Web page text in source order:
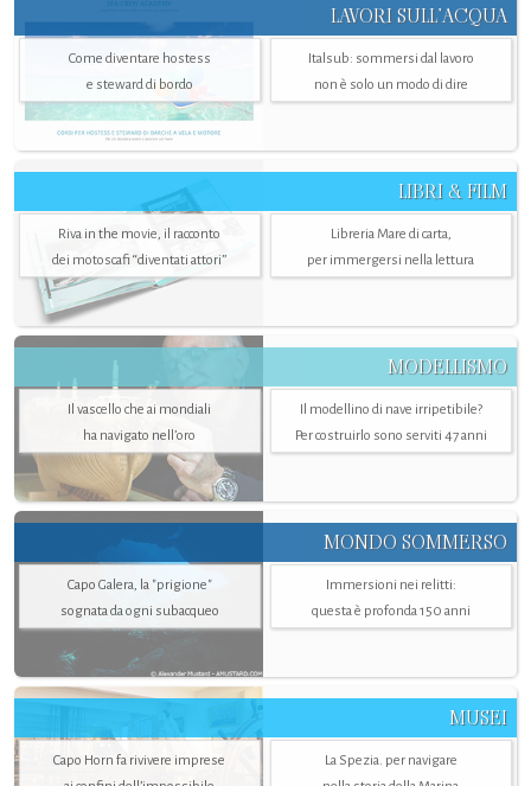
LAVORI SULL’ACQUA
Come diventare hostess
e steward di bordo
Italsub: sommersi dal lavoro
non è solo un modo di dire
LIBRI & FILM
Riva in the movie, il racconto
dei motoscafi “diventati attori”
Libreria Mare di carta,
per immergersi nella lettura
MODELLISMO
Il vascello che ai mondiali
ha navigato nell’oro
Il modellino di nave irripetibile?
Per costruirlo sono serviti 47 anni
MONDO SOMMERSO
Capo Galera, la "prigione"
sognata da ogni subacqueo
Immersioni nei relitti:
questa è profonda 150 anni
MUSEI
Capo Horn fa rivivere imprese
La Spezia. per navigare